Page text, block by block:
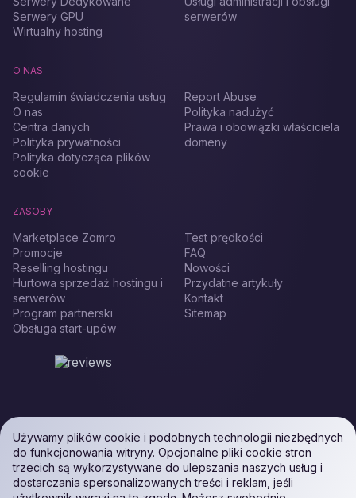
Serwery GPU
Wirtualny hosting
serwerów
O NAS
Regulamin świadczenia usług
O nas
Centra danych
Polityka prywatności
Polityka dotycząca plików
cookie
Report Abuse
Polityka nadużyć
Prawa i obowiązki właściciela
domeny
ZASOBY
Marketplace Zomro
Promocje
Reselling hostingu
Hurtowa sprzedaż hostingu i
serwerów
Program partnerski
Obsługa start-upów
Test prędkości
FAQ
Nowości
Przydatne artykuły
Kontakt
Sitemap
Używamy plików cookie i podobnych technologii niezbędnych
do funkcjonowania witryny. Opcjonalne pliki cookie stron
trzecich są wykorzystywane do ulepszania naszych usług i
dostarczania spersonalizowanych treści i reklam, jeśli